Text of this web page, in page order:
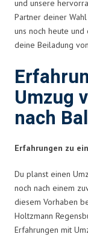
und unsere
Partner deiner
uns noch heute
deine Beiladung
Umzug
nach
Erfahrungen zu
Du planst einen
noch nach einem
diesem Vorhaben
Holtzmann
Erfahrungen mit